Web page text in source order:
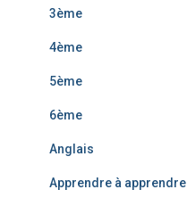
3ème
4ème
5ème
6ème
Anglais
Apprendre à apprendre